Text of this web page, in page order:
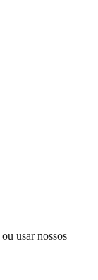
usar nossos